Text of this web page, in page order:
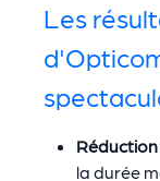
Les
la durée